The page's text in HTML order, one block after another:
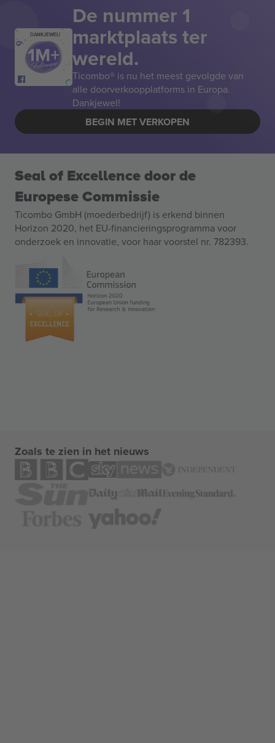
DANKJEWEL!
De nummer 1
marktplaats ter
wereld.
Ticombo® is nu het meest gevolgde van
alle doorverkoopplatforms in Europa.
Dankjewel!
BEGIN MET VERKOPEN
Seal of Excellence door de
Europese Commissie
Ticombo GmbH (moederbedrijf) is erkend binnen
Horizon 2020, het EU-financieringsprogramma voor
onderzoek en innovatie, voor haar voorstel nr. 782393.
Zoals te zien in het nieuws